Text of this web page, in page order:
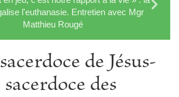
l'euthanasie. Entretien avec Mgr
Matthieu Rougé
de Jésus-
des